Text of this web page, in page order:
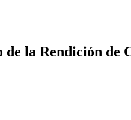
la Rendición de